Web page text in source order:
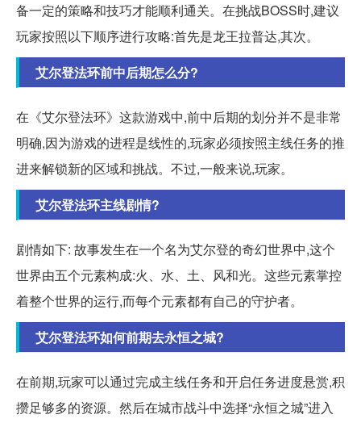
备一定的策略和技巧才能顺利通关。在挑战BOSS时,建议
玩家按照以下顺序进行攻略:首先是龙王拉普达,其次。
艾尔登法环前中后期怎么分?
在《艾尔登法环》这款游戏中,前中后期的划分并不是非常
明确,因为游戏的进程是线性的,玩家必须按照主线任务的推
进来解锁新的区域和挑战。不过,一般来说,玩家。
艾尔登法环主线剧情?
剧情如下: 故事发生在一个名为艾尔登的奇幻世界中,这个
世界由五个元素构成:火、水、土、风和光。这些元素掌控
着整个世界的运行,而每个元素都有自己的守护者。
艾尔登法环如何前期去永恒之城?
在前期,玩家可以通过完成主线任务和开启任务进度悬赏,积
攒足够多的资源。然后在城市战斗中选择“永恒之城”进入